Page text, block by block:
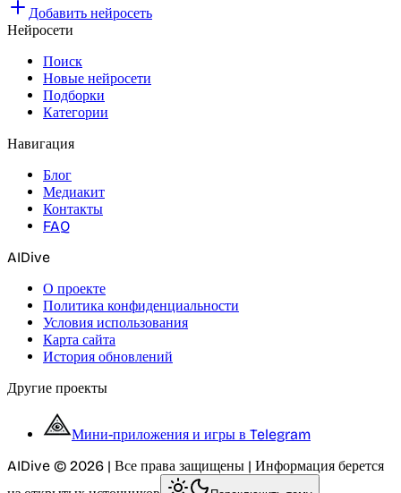
Добавить нейросеть
Нейросети
Поиск
Новые нейросети
Подборки
Категории
Навигация
Блог
Медиакит
Контакты
FAQ
AIDive
О проекте
Политика конфиденциальности
Условия использования
Карта сайта
История обновлений
Другие проекты
Мини-приложения и игры в Telegram
AIDive © 2026 | Все права защищены | Информация берется